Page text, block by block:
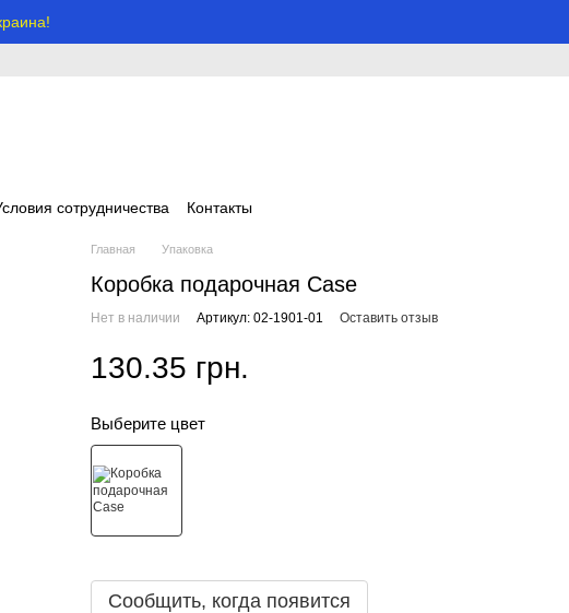
сотрудничества Контакты
Главная Упаковка
Коробка подарочная Case
Нет в наличии Артикул: 02-1901-01 Оставить отзыв
130.35 грн.
Выберите цвет
Сообщить, когда появится